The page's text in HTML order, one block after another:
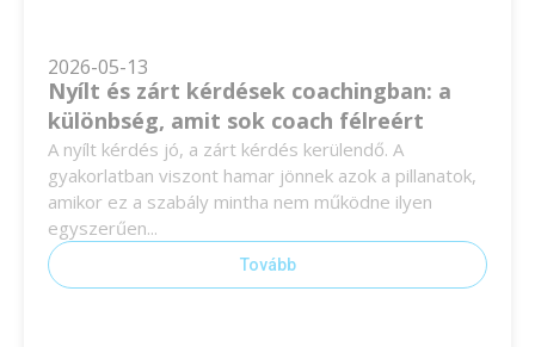
2026-05-13
Nyílt és zárt kérdések coachingban: a
különbség, amit sok coach félreért
A nyílt kérdés jó, a zárt kérdés kerülendő. A
gyakorlatban viszont hamar jönnek azok a pillanatok,
amikor ez a szabály mintha nem működne ilyen
egyszerűen...
Tovább